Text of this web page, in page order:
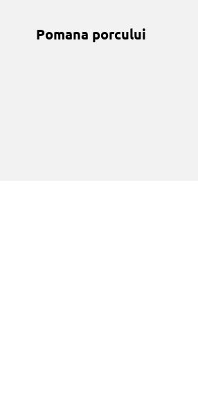
Pomana porcului